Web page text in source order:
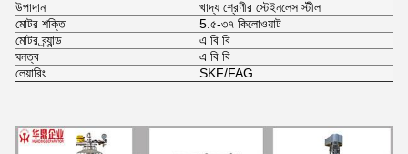
উপাদান
খাদ্য শ্রেণীর স্টেইনলেস স্টীল
মোটর শক্তি
5.৫-৩৭ কিলোওয়াট
মোটর ব্র্যান্ড
এ বি বি
ঘনত্ব
এ বি বি
লেয়ারিং
SKF/FAG